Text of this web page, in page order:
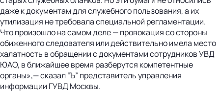
даже к документам для служебного пользования, а их
утилизация не требовала специальной регламентации.
Что произошло на самом деле — провокация со стороны
обиженного следователя или действительно имела место
халатность в обращении с документами сотрудников УВД
ЮАО, в ближайшее время разберутся компетентные
органы»,— сказал “Ъ” представитель управления
информации ГУВД Москвы.